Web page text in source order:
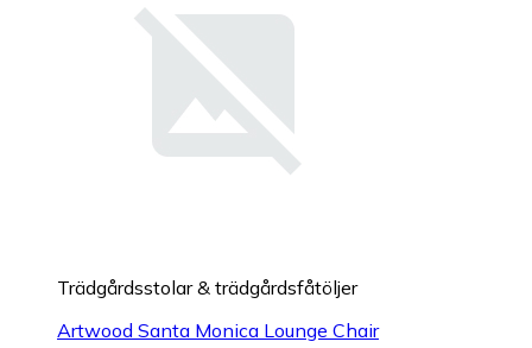
Trädgårdsstolar & trädgårdsfåtöljer
Artwood Santa Monica Lounge Chair